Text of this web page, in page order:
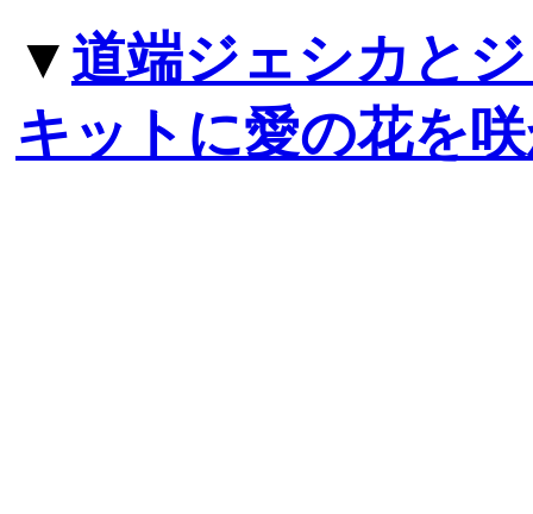
▼ 道端ジェシカと
キットに愛の花を